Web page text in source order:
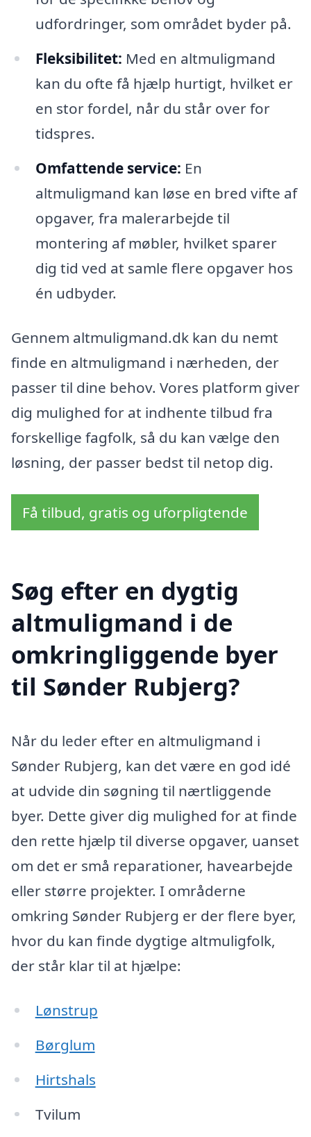
udfordringer, som området byder på.
Fleksibilitet: Med en altmuligmand
kan du ofte få hjælp hurtigt, hvilket er
en stor fordel, når du står over for
tidspres.
Omfattende service: En
altmuligmand kan løse en bred vifte af
opgaver, fra malerarbejde til
montering af møbler, hvilket sparer
dig tid ved at samle flere opgaver hos
én udbyder.
Gennem altmuligmand.dk kan du nemt
finde en altmuligmand i nærheden, der
passer til dine behov. Vores platform giver
dig mulighed for at indhente tilbud fra
forskellige fagfolk, så du kan vælge den
løsning, der passer bedst til netop dig.
Få tilbud, gratis og uforpligtende
Søg efter en dygtig
altmuligmand i de
omkringliggende byer
til Sønder Rubjerg?
Når du leder efter en altmuligmand i
Sønder Rubjerg, kan det være en god idé
at udvide din søgning til nærtliggende
byer. Dette giver dig mulighed for at finde
den rette hjælp til diverse opgaver, uanset
om det er små reparationer, havearbejde
eller større projekter. I områderne
omkring Sønder Rubjerg er der flere byer,
hvor du kan finde dygtige altmuligfolk,
der står klar til at hjælpe:
Lønstrup
Børglum
Hirtshals
Tvilum